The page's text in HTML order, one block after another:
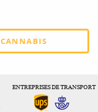
ENTREPRISES DE TRANSPORT